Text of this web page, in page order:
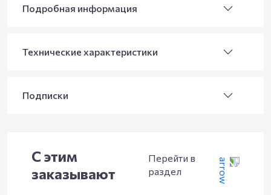
Подробная информация
Технические характеристики
Подписки
С этим
заказывают
Перейти в
раздел